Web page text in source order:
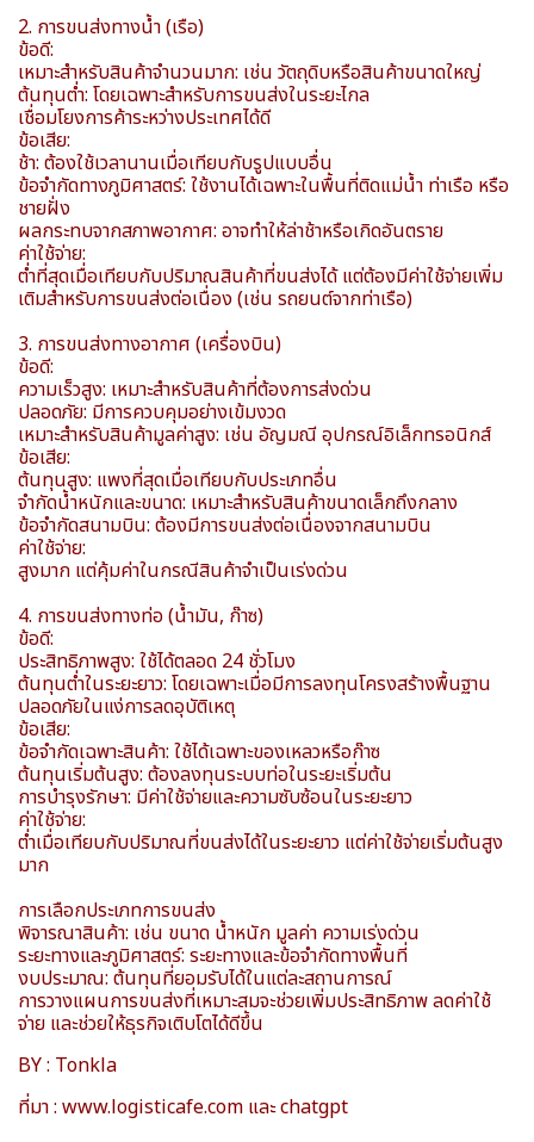
2. การขนส่งทางน้ำ (เรือ)
ข้อดี:
เหมาะสำหรับสินค้าจำนวนมาก: เช่น วัตถุดิบหรือสินค้าขนาดใหญ่
ต้นทุนต่ำ: โดยเฉพาะสำหรับการขนส่งในระยะไกล
เชื่อมโยงการค้าระหว่างประเทศได้ดี
ข้อเสีย:
ช้า: ต้องใช้เวลานานเมื่อเทียบกับรูปแบบอื่น
ข้อจำกัดทางภูมิศาสตร์: ใช้งานได้เฉพาะในพื้นที่ติดแม่น้ำ ท่าเรือ หรือ
ชายฝั่ง
ผลกระทบจากสภาพอากาศ: อาจทำให้ล่าช้าหรือเกิดอันตราย
ค่าใช้จ่าย:
ต่ำที่สุดเมื่อเทียบกับปริมาณสินค้าที่ขนส่งได้ แต่ต้องมีค่าใช้จ่ายเพิ่ม
เติมสำหรับการขนส่งต่อเนื่อง (เช่น รถยนต์จากท่าเรือ)
3. การขนส่งทางอากาศ (เครื่องบิน)
ข้อดี:
ความเร็วสูง: เหมาะสำหรับสินค้าที่ต้องการส่งด่วน
ปลอดภัย: มีการควบคุมอย่างเข้มงวด
เหมาะสำหรับสินค้ามูลค่าสูง: เช่น อัญมณี อุปกรณ์อิเล็กทรอนิกส์
ข้อเสีย:
ต้นทุนสูง: แพงที่สุดเมื่อเทียบกับประเภทอื่น
จำกัดน้ำหนักและขนาด: เหมาะสำหรับสินค้าขนาดเล็กถึงกลาง
ข้อจำกัดสนามบิน: ต้องมีการขนส่งต่อเนื่องจากสนามบิน
ค่าใช้จ่าย:
สูงมาก แต่คุ้มค่าในกรณีสินค้าจำเป็นเร่งด่วน
4. การขนส่งทางท่อ (น้ำมัน, ก๊าซ)
ข้อดี:
ประสิทธิภาพสูง: ใช้ได้ตลอด 24 ชั่วโมง
ต้นทุนต่ำในระยะยาว: โดยเฉพาะเมื่อมีการลงทุนโครงสร้างพื้นฐาน
ปลอดภัยในแง่การลดอุบัติเหตุ
ข้อเสีย:
ข้อจำกัดเฉพาะสินค้า: ใช้ได้เฉพาะของเหลวหรือก๊าซ
ต้นทุนเริ่มต้นสูง: ต้องลงทุนระบบท่อในระยะเริ่มต้น
การบำรุงรักษา: มีค่าใช้จ่ายและความซับซ้อนในระยะยาว
ค่าใช้จ่าย:
ต่ำเมื่อเทียบกับปริมาณที่ขนส่งได้ในระยะยาว แต่ค่าใช้จ่ายเริ่มต้นสูง
มาก
การเลือกประเภทการขนส่ง
พิจารณาสินค้า: เช่น ขนาด น้ำหนัก มูลค่า ความเร่งด่วน
ระยะทางและภูมิศาสตร์: ระยะทางและข้อจำกัดทางพื้นที่
งบประมาณ: ต้นทุนที่ยอมรับได้ในแต่ละสถานการณ์
การวางแผนการขนส่งที่เหมาะสมจะช่วยเพิ่มประสิทธิภาพ ลดค่าใช้
จ่าย และช่วยให้ธุรกิจเติบโตได้ดีขึ้น
BY : Tonkla
ที่มา : www.logisticafe.com และ chatgpt